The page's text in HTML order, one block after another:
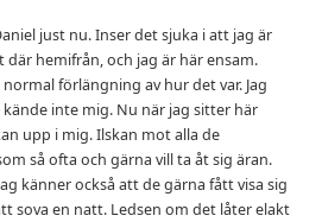
just nu. Inser det sjuka i att jag är
där hemifrån, och jag är här ensam.
förlängning av hur det var. Jag
inte mig. Nu när jag sitter här
upp i mig. Ilskan mot alla de
så ofta och gärna vill ta åt sig äran.
känner också att de gärna fått visa sig
sova en natt. Ledsen om det låter elakt